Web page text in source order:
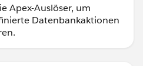
Apex-Auslöser, um
Datenbankaktionen